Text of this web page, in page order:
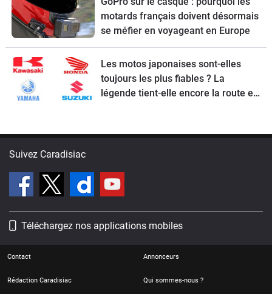
motards français doivent désormais
se méfier en voyageant en Europe
Les motos japonaises sont-elles
toujours les plus fiables ? La
légende tient-elle encore la route en
Suivez Caradisiac
Téléchargez nos applications mobiles
Contact Annonceurs
Rédaction Caradisiac Qui sommes-nous ?